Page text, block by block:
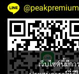
เว็บไซต์นี้มีก
@peakpremium